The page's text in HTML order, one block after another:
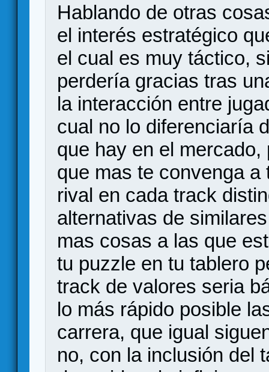
Hablando de otras
el interés estratégico
el cual es muy táctico,
perdería gracias tras
la interacción entre
cual no lo diferenciaría
que hay en el
que mas te convenga
rival en cada track
alternativas de
mas cosas a las que
tu puzzle en tu tablero
track de valores seria
lo más rápido posible
carrera, que igual
no, con la inclusión del